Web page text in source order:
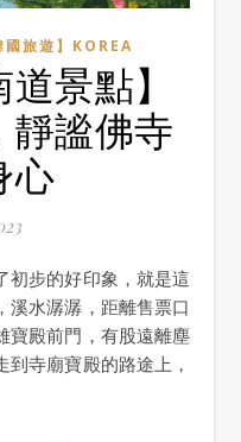
國旅遊】KOREA
景點】
靜謐佛寺
心
溪水潺潺，距離售票口
寶殿前門，有股遠離塵
寺廟寶殿的路途上，